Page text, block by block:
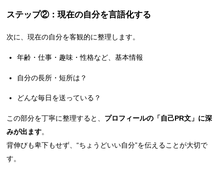
ステップ②：現在の自分を言語化する
次に、現在の自分を客観的に整理します。
年齢・仕事・趣味・性格など、基本情報
自分の長所・短所は？
どんな毎日を送っている？
この部分を丁寧に整理すると、 プロフィールの「自己PR文」に深
みが出ます。
背伸びも卑下もせず、“ちょうどいい自分”を伝えることが大切で
す。